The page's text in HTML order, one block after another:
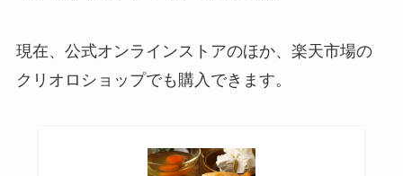
現在、公式オンラインストアのほか、楽天市場の
クリオロショップでも購入できます。